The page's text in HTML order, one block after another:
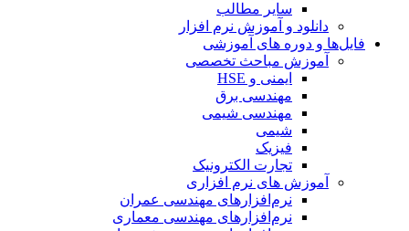
سایر مطالب
دانلود و آموزش نرم افزار
فایل‌ها و دوره های آموزشی
آموزش مباحث تخصصی
ایمنی و HSE
مهندسی برق
مهندسی شیمی
شیمی
فیزیک
تجارت الکترونیک
آموزش های نرم افزاری
نرم‌افزارهای مهندسی عمران
نرم‌افزارهای مهندسی معماری